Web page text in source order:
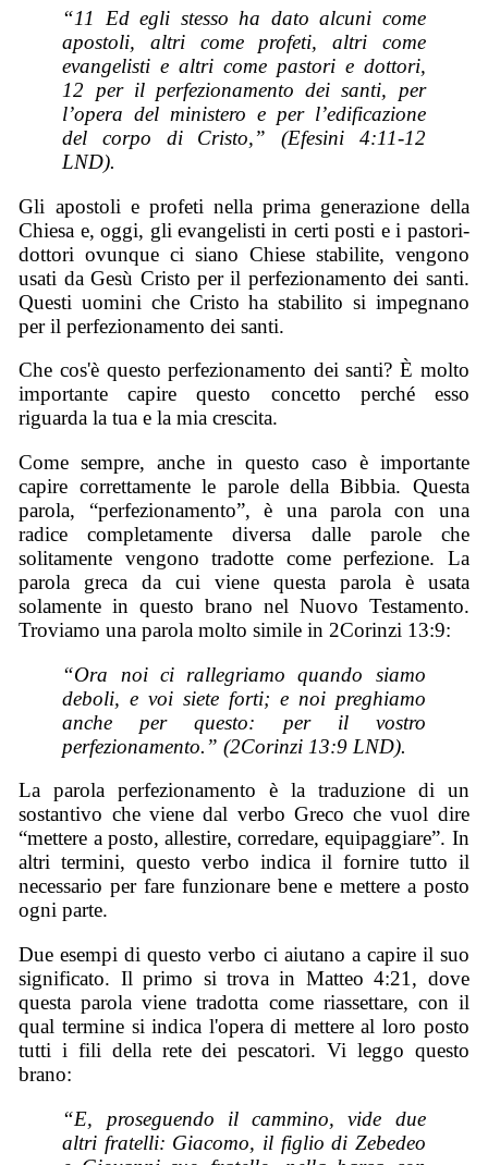
“11 Ed egli stesso ha dato alcuni come
apostoli, altri come profeti, altri come
evangelisti e altri come pastori e dottori,
12 per il perfezionamento dei santi, per
l’opera del ministero e per l’edificazione
del corpo di Cristo,” (Efesini 4:11-12
LND).
Gli apostoli e profeti nella prima generazione della
Chiesa e, oggi, gli evangelisti in certi posti e i pastori-
dottori ovunque ci siano Chiese stabilite, vengono
usati da Gesù Cristo per il perfezionamento dei santi.
Questi uomini che Cristo ha stabilito si impegnano
per il perfezionamento dei santi.
Che cos'è questo perfezionamento dei santi? È molto
importante capire questo concetto perché esso
riguarda la tua e la mia crescita.
Come sempre, anche in questo caso è importante
capire correttamente le parole della Bibbia. Questa
parola, “perfezionamento”, è una parola con una
radice completamente diversa dalle parole che
solitamente vengono tradotte come perfezione. La
parola greca da cui viene questa parola è usata
solamente in questo brano nel Nuovo Testamento.
Troviamo una parola molto simile in 2Corinzi 13:9:
“Ora noi ci rallegriamo quando siamo
deboli, e voi siete forti; e noi preghiamo
anche per questo: per il vostro
perfezionamento.” (2Corinzi 13:9 LND).
La parola perfezionamento è la traduzione di un
sostantivo che viene dal verbo Greco che vuol dire
“mettere a posto, allestire, corredare, equipaggiare”. In
altri termini, questo verbo indica il fornire tutto il
necessario per fare funzionare bene e mettere a posto
ogni parte.
Due esempi di questo verbo ci aiutano a capire il suo
significato. Il primo si trova in Matteo 4:21, dove
questa parola viene tradotta come riassettare, con il
qual termine si indica l'opera di mettere al loro posto
tutti i fili della rete dei pescatori. Vi leggo questo
brano:
“E, proseguendo il cammino, vide due
altri fratelli: Giacomo, il figlio di Zebedeo